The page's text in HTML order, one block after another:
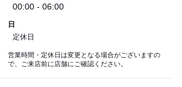
00:00 - 06:00
日
定休日
営業時間・定休日は変更となる場合がございますの
で、ご来店前に店舗にご確認ください。